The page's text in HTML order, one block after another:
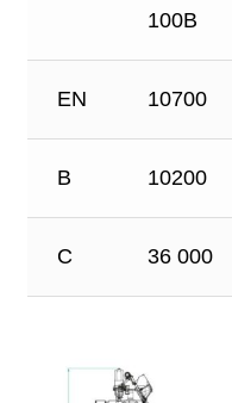
100B
EN 10700
B 10200
C 36 000